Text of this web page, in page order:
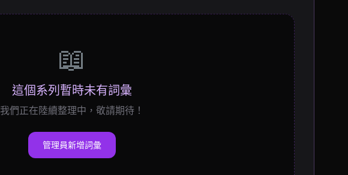
📖
這個系列暫時未有詞彙
我們正在陸續整理中，敬請期待！
管理員新增詞彙